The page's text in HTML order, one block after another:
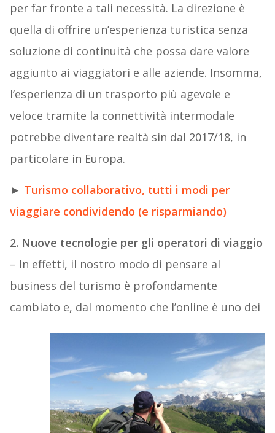
per far fronte a tali necessità. La direzione è
quella di offrire un’esperienza turistica senza
soluzione di continuità che possa dare valore
aggiunto ai viaggiatori e alle aziende. Insomma,
l’esperienza di un trasporto più agevole e
veloce tramite la connettività intermodale
potrebbe diventare realtà sin dal 2017/18, in
particolare in Europa.
► Turismo collaborativo, tutti i modi per
viaggiare condividendo (e risparmiando)
2. Nuove tecnologie per gli operatori di viaggio
– In effetti, il nostro modo di pensare al
business del turismo è profondamente
cambiato e, dal momento che l’online è uno dei